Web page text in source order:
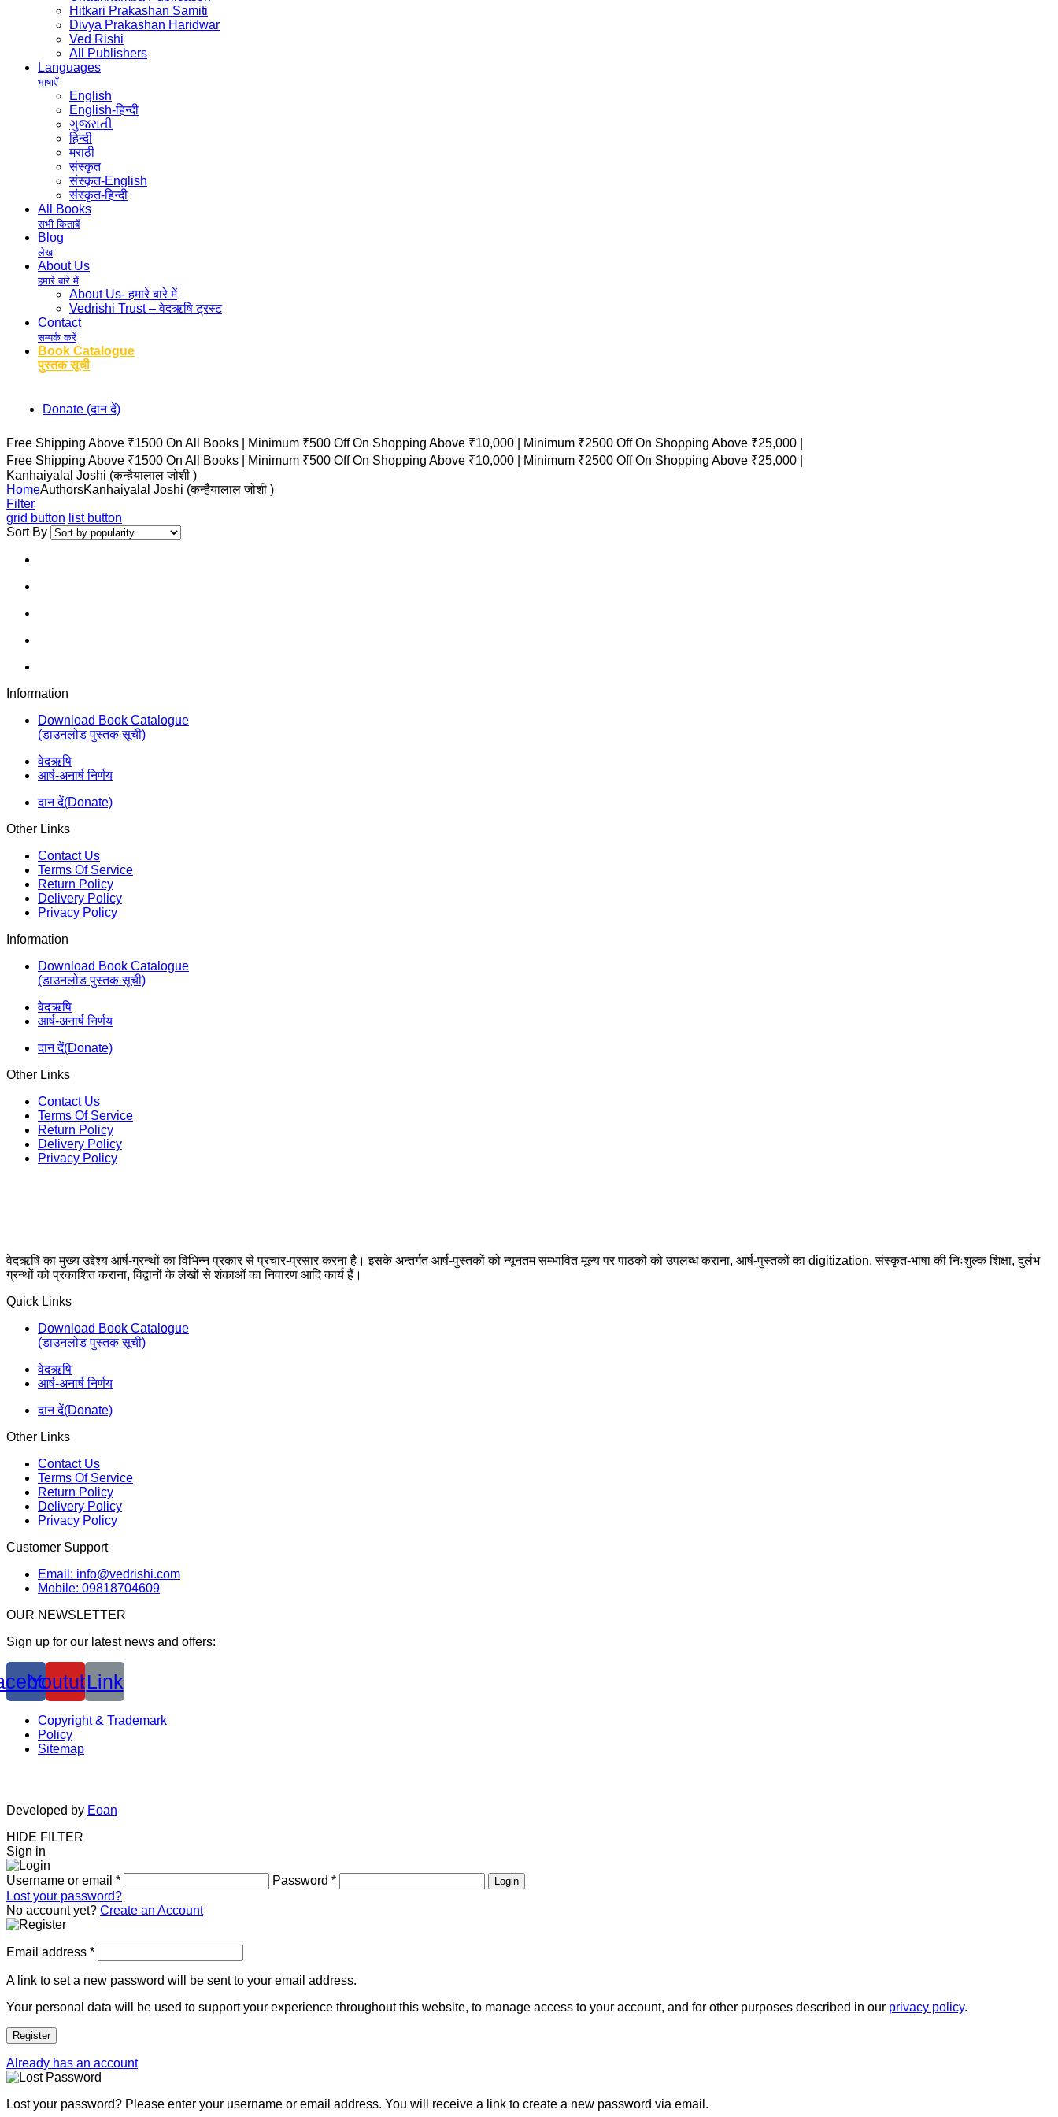
Hitkari Prakashan Samiti
Divya Prakashan Haridwar
Ved Rishi
All Publishers
Languages
भाषाएँ
English
English-हिन्दी
ગુજરાતી
हिन्दी
मराठी
संस्कृत
संस्कृत-English
संस्कृत-हिन्दी
All Books
सभी किताबें
Blog
लेख
About Us
हमारे बारे में
About Us- हमारे बारे में
Vedrishi Trust – वेदऋषि ट्रस्ट
Contact
सम्पर्क करें
Book Catalogue
पुस्तक सूची
Donate (दान दें)
Free Shipping Above ₹1500 On All Books | Minimum ₹500 Off On Shopping Above ₹10,000 |
Minimum ₹2500 Off On Shopping Above ₹25,000 |
Free Shipping Above ₹1500 On All Books |
Minimum ₹500 Off On Shopping Above ₹10,000 |
Minimum ₹2500 Off On Shopping Above ₹25,000 |
Kanhaiyalal Joshi (कन्हैयालाल जोशी )
HomeAuthorsKanhaiyalal Joshi (कन्हैयालाल जोशी )
Filter
grid button list button
Sort By
Information
Download Book Catalogue
(डाउनलोड पुस्तक सूची)
वेदऋषि
आर्ष-अनार्ष निर्णय
दान दें(Donate)
Other Links
Contact Us
Terms Of Service
Return Policy
Delivery Policy
Privacy Policy
Information
Download Book Catalogue
(डाउनलोड पुस्तक सूची)
वेदऋषि
आर्ष-अनार्ष निर्णय
दान दें(Donate)
Other Links
Contact Us
Terms Of Service
Return Policy
Delivery Policy
Privacy Policy
वेदऋषि का मुख्य उद्देश्य आर्ष-ग्रन्थों का विभिन्न प्रकार से प्रचार-प्रसार करना है। इसके अन्तर्गत आर्ष-पुस्तकों को न्यूनतम सम्भावित मूल्य पर पाठकों को उपलब्ध कराना, आर्ष-पुस्तकों का digitization, संस्कृत-भाषा की निःशुल्क शिक्षा, दुर्लभ
ग्रन्थों को प्रकाशित कराना, विद्वानों के लेखों से शंकाओं का निवारण आदि कार्य हैं।
Quick Links
Download Book Catalogue
(डाउनलोड पुस्तक सूची)
वेदऋषि
आर्ष-अनार्ष निर्णय
दान दें(Donate)
Other Links
Contact Us
Terms Of Service
Return Policy
Delivery Policy
Privacy Policy
Customer Support
Email: info@vedrishi.com
Mobile: 09818704609
OUR NEWSLETTER
Sign up for our latest news and offers:
YoutubeLink
Copyright & Trademark
Policy
Sitemap
Developed by Eoan
HIDE FILTER
Sign in
Username or email * Password * Login
Lost your password?
No account yet? Create an Account
Email address *
A link to set a new password will be sent to your email address.
Your personal data will be used to support your experience throughout this website, to manage access to your account, and for other purposes described in our privacy policy.
Register
Already has an account
Lost your password? Please enter your username or email address. You will receive a link to create a new password via email.